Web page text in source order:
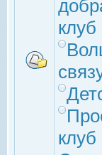
клуб